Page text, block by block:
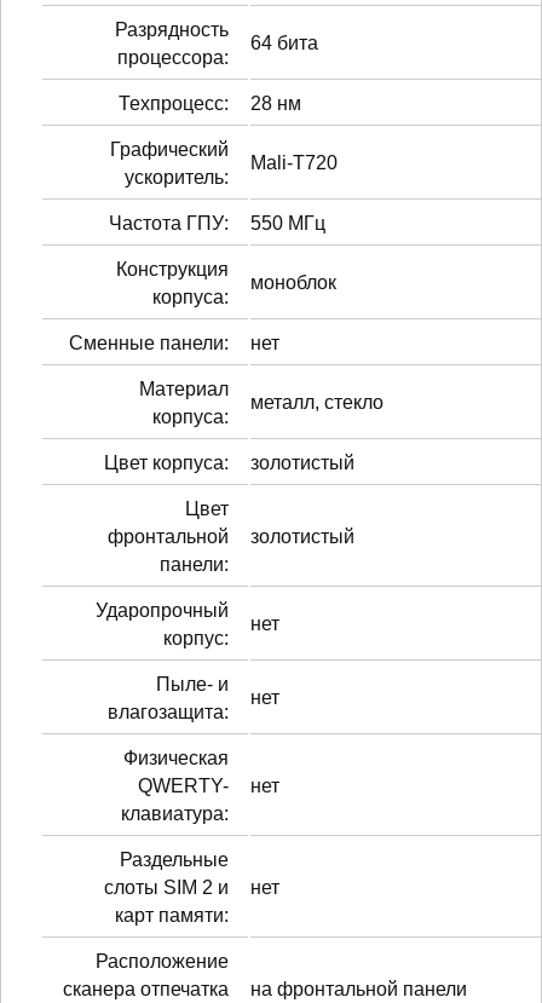
Разрядность
процессора:
64 бита
Техпроцесс: 28 нм
Графический
ускоритель:
Mali-T720
Частота ГПУ: 550 МГц
Конструкция
корпуса:
моноблок
Сменные панели: нет
Материал
корпуса:
металл, стекло
Цвет корпуса: золотистый
Цвет
фронтальной
панели:
золотистый
Ударопрочный
корпус:
нет
Пыле- и
влагозащита:
нет
Физическая
QWERTY-
клавиатура:
нет
Раздельные
слоты SIM 2 и
карт памяти:
нет
Расположение
сканера отпечатка
на фронтальной панели